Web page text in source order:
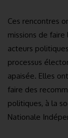
Ces rencontres
missions de
acteurs
processus
apaisée. Elles
faire des
politiques, à la
Nationale